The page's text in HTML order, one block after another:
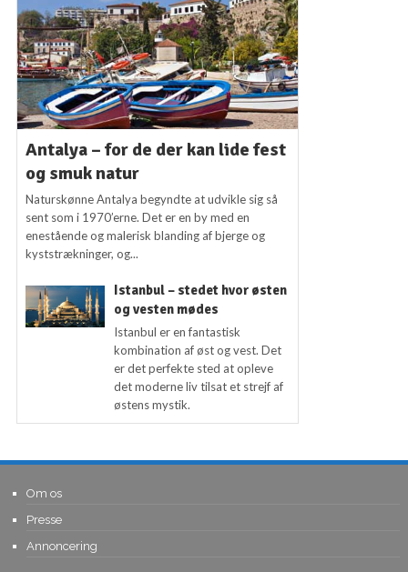
Antalya – for de der kan lide fest
og smuk natur
Naturskønne Antalya begyndte at udvikle sig så
sent som i 1970’erne. Det er en by med en
enestående og malerisk blanding af bjerge og
kyststrækninger, og...
Istanbul – stedet hvor østen
og vesten mødes
Istanbul er en fantastisk
kombination af øst og vest. Det
er det perfekte sted at opleve
det moderne liv tilsat et strejf af
østens mystik.
Om os
Presse
Annoncering